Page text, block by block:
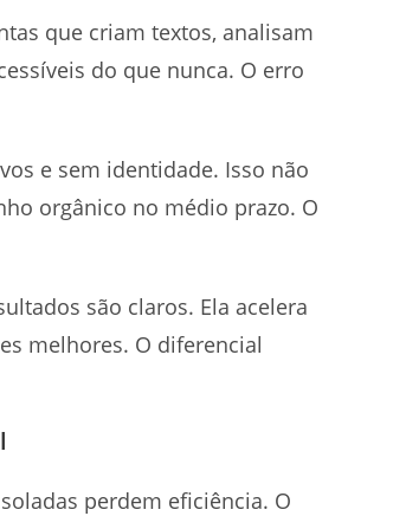
que criam textos, analisam
do que nunca. O erro
e sem identidade. Isso não
orgânico no médio prazo. O
são claros. Ela acelera
melhores. O diferencial
perdem eficiência. O